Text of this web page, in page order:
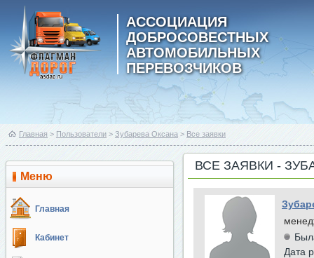
АССОЦИАЦИЯ
ДОБРОСОВЕСТНЫХ
АВТОМОБИЛЬНЫХ
ПЕРЕВОЗЧИКОВ
Главная > Пользователи > Зубарева Оксана >Все заявки
Меню
Главная
Кабинет
ВСЕ ЗАЯВКИ -
Дата